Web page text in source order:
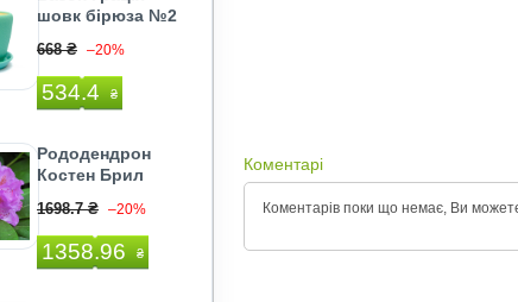
шовк бірюза №2
668 ₴ –20%
534.4 ₴
Рододендрон
Костен Брил
1698.7 ₴ –20%
1358.96 ₴
Коментарі
Коментарів поки що немає, Ви